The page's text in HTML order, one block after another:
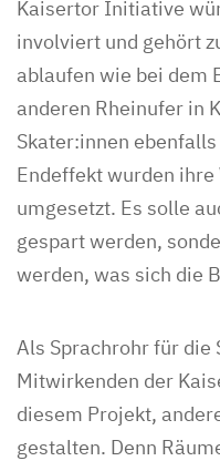
Kaisertor Initiative
involviert und gehört
ablaufen wie bei dem
anderen Rheinufer in
Skater:innen
Endeffekt wurden
umgesetzt. Es solle
gespart werden,
werden, was sich die
Als Sprachrohr für die
Mitwirkenden der
diesem Projekt,
gestalten. Denn